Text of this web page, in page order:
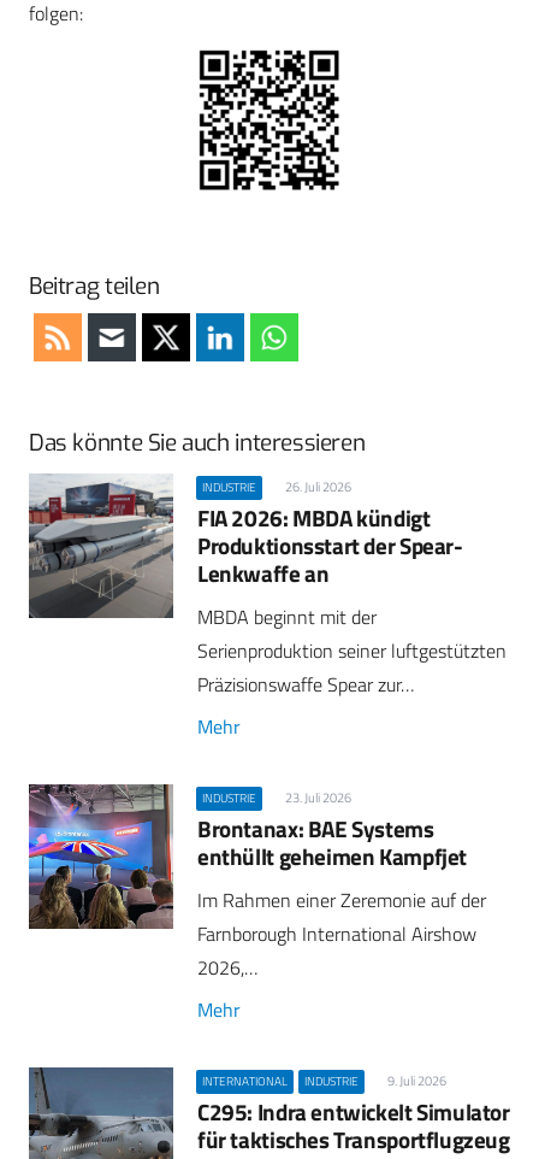
folgen:
Beitrag teilen
Das könnte Sie auch interessieren
INDUSTRIE 26. Juli 2026
FIA 2026: MBDA kündigt
Produktionsstart der Spear-
Lenkwaffe an
MBDA beginnt mit der
Serienproduktion seiner luftgestützten
Präzisionswaffe Spear zur…
Mehr
INDUSTRIE 23. Juli 2026
Brontanax: BAE Systems
enthüllt geheimen Kampfjet
Im Rahmen einer Zeremonie auf der
Farnborough International Airshow
2026,…
Mehr
INTERNATIONAL INDUSTRIE 9. Juli 2026
C295: Indra entwickelt Simulator
für taktisches Transportflugzeug